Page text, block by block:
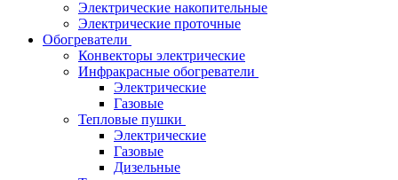
Электрические накопительные
Электрические проточные
Обогреватели
Конвекторы электрические
Инфракрасные обогреватели
Электрические
Газовые
Тепловые пушки
Электрические
Газовые
Дизельные